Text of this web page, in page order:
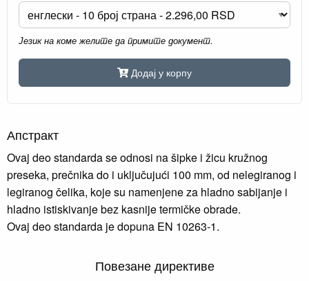
Језик на коме желите да примите документ.
Додај у корпу
Апстракт
Ovaj deo standarda se odnosi na šipke i žicu kružnog
preseka, prečnika do i uključujući 100 mm, od nelegiranog i
legiranog čelika, koje su namenjene za hladno sabijanje i
hladno istiskivanje bez kasnije termičke obrade.
Ovaj deo standarda je dopuna EN 10263-1.
Повезане директиве